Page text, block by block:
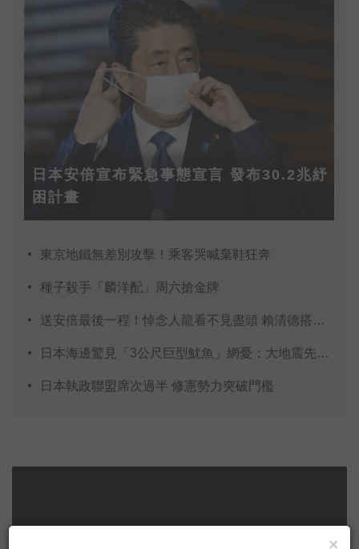
日本安倍宣布緊急事態宣言 發布30.2兆紓
困計畫
東京地鐵無差別攻擊！乘客哭喊棄鞋狂奔
種子殺手「麟洋配」周六搶金牌
送安倍最後一程！悼念人龍看不見盡頭 賴清德搭專車現
日本海邊驚見「3公尺巨型魷魚」網憂：大地震先兆？
日本執政聯盟席次過半 修憲勢力突破門檻
×